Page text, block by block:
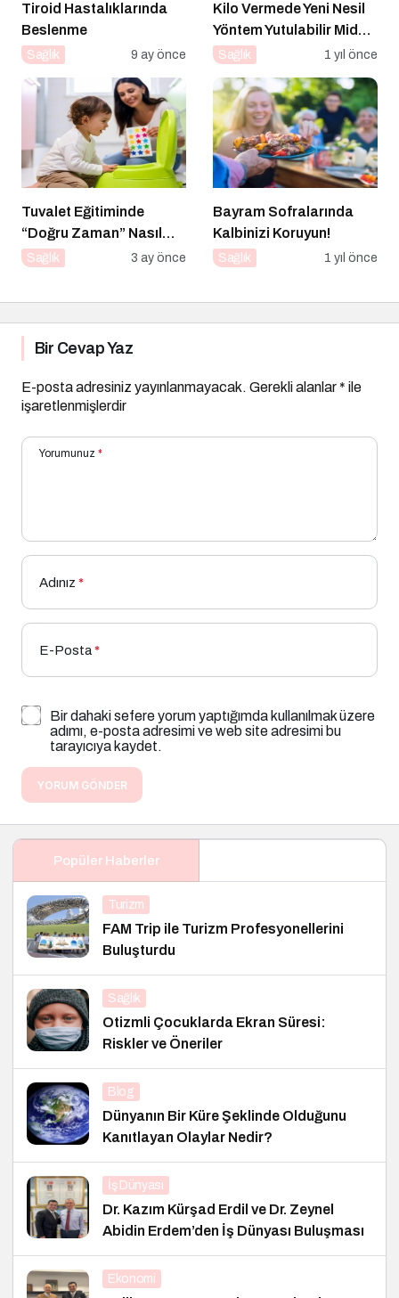
Tiroid Hastalıklarında
Beslenme
Sağlık 9 ay önce
Kilo Vermede Yeni Nesil
Yöntem Yutulabilir Mide
Balonu ile Ameliyatsız
Çözüm
Sağlık 1 yıl önce
Tuvalet Eğitiminde
“Doğru Zaman” Nasıl
Anlaşılır?
Sağlık 3 ay önce
Bayram Sofralarında
Kalbinizi Koruyun!
Sağlık 1 yıl önce
Bir Cevap Yaz
E-posta adresiniz yayınlanmayacak. Gerekli alanlar* ile
işaretlenmişlerdir
Yorumunuz *
Adınız *
E-Posta*
Bir dahaki sefere yorum yaptığımda kullanılmak üzere
adımı, e-posta adresimi ve web site adresimi bu
tarayıcıya kaydet.
YORUM GÖNDER
Popüler Haberler
Turizm
FAM Trip ile Turizm Profesyonellerini
Buluşturdu
Sağlık
Otizmli Çocuklarda Ekran Süresi:
Riskler ve Öneriler
Blog
Dünyanın Bir Küre Şeklinde Olduğunu
Kanıtlayan Olaylar Nedir?
İş Dünyası
Dr. Kazım Kürşad Erdil ve Dr. Zeynel
Abidin Erdem’den İş Dünyası Buluşması
Ekonomi